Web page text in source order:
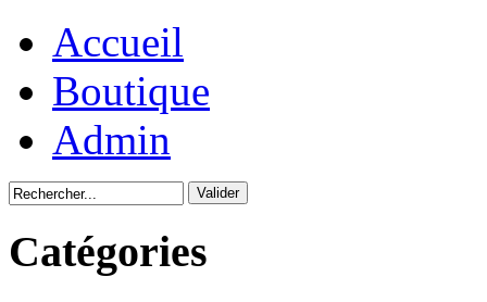
Accueil
Boutique
Admin
Catégories